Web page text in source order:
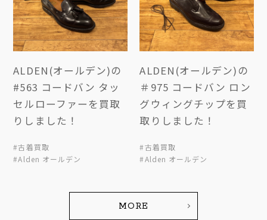
ALDEN(オールデン)の
#563 コードバン タッ
セルローファーを買取
りしました！
#古着買取
#Alden オールデン
ALDEN(オールデン)の
＃975 コードバン ロン
グウィングチップを買
取りしました！
#古着買取
#Alden オールデン
MORE